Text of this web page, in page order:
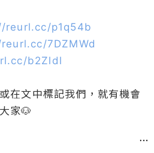
reurl.cc/p1q54b
7DZMWd
b2Zldl
在文中標記我們，就有機會
家🐶